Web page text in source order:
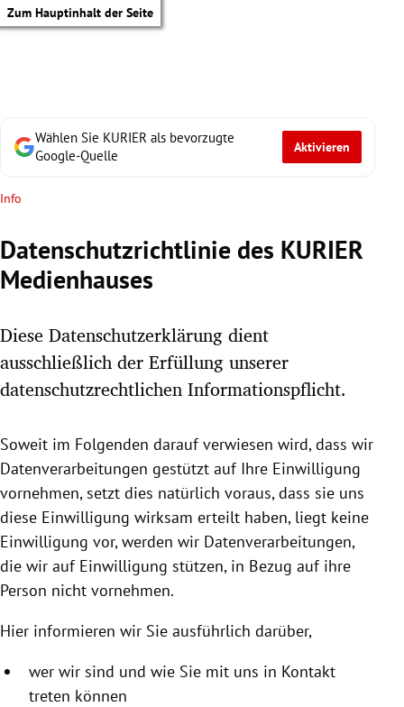
Zum Hauptinhalt der Seite
Untermenü
Untermenü
Untermenü
Untermenü
Untermenü
Untermenü
Untermenü
Wählen Sie KURIER als bevorzugte
Google-Quelle
Aktivieren
Info
Datenschutzrichtlinie des KURIER
Medienhauses
Diese Datenschutzerklärung dient
ausschließlich der Erfüllung unserer
datenschutzrechtlichen Informationspflicht.
Soweit im Folgenden darauf verwiesen wird, dass wir
Datenverarbeitungen gestützt auf Ihre Einwilligung
vornehmen, setzt dies natürlich voraus, dass sie uns
diese Einwilligung wirksam erteilt haben, liegt keine
Einwilligung vor, werden wir Datenverarbeitungen,
die wir auf Einwilligung stützen, in Bezug auf ihre
Person nicht vornehmen.
Hier informieren wir Sie ausführlich darüber,
wer wir sind und wie Sie mit uns in Kontakt
treten können